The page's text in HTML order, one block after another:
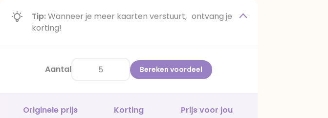
Tip:Wanneer je meer kaarten verstuurt, ontvang je
korting!
Aantal Bereken voordeel
Originele prijs Korting
Prijs voor jou